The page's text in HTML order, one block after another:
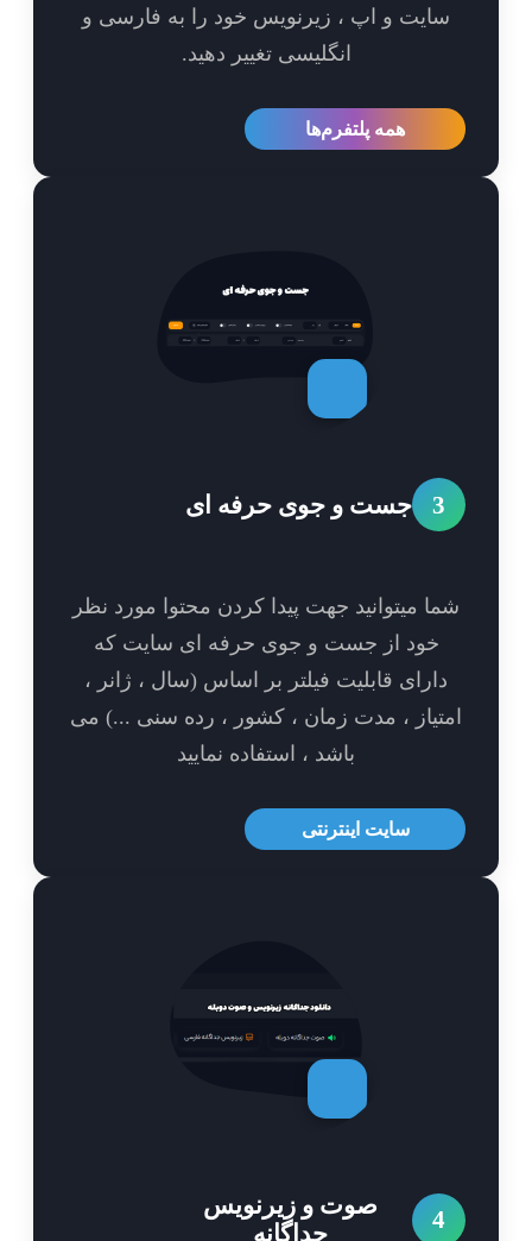
و اپ ، زیرنویس خود را به فارسی و
انگلیسی تغییر دهید.
همه پلتفرم‌ها
جست و جوی حرفه ای
میتوانید جهت پیدا کردن محتوا مورد نظر
خود از جست و جوی حرفه ای سایت که
دارای قابلیت فیلتر بر اساس (سال ، ژانر ،
، مدت زمان ، کشور ، رده سنی ...) می
باشد ، استفاده نمایید
سایت اینترنتی
صوت و زیرنویس
جداگانه